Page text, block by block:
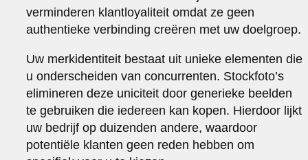
verminderen klantloyaliteit omdat ze geen
authentieke verbinding creëren met uw doelgroep.
Uw merkidentiteit bestaat uit unieke elementen die
u onderscheiden van concurrenten. Stockfoto’s
elimineren deze uniciteit door generieke beelden
te gebruiken die iedereen kan kopen. Hierdoor lijkt
uw bedrijf op duizenden andere, waardoor
potentiële klanten geen reden hebben om